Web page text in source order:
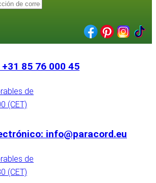
85 76 000 45
de
(CET)
info@paracord.eu
de
(CET)